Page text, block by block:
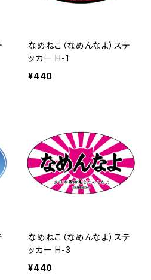
なめねこ（なめんなよ）ステ
ッカー H-1
¥440
なめねこ（なめんなよ）ステ
ッカー H-3
¥440